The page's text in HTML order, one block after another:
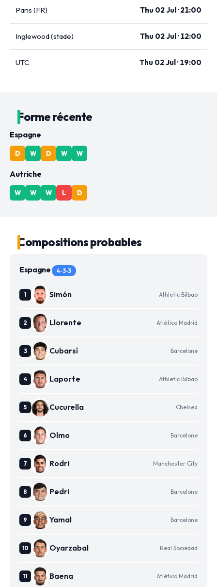
Paris (FR) Thu 02 Jul · 21:00
Inglewood (stade) Thu 02 Jul · 12:00
UTC Thu 02 Jul · 19:00
Forme récente
Espagne
D W D W W
Autriche
W W W L D
Compositions probables
Espagne 4-3-3
Simón Athletic Bilbao
Llorente Atlético Madrid
Cubarsí Barcelone
Laporte Athletic Bilbao
Cucurella Chelsea
Olmo Barcelone
Rodri Manchester City
Pedri Barcelone
Yamal Barcelone
Oyarzabal Real Sociedad
Baena Atlético Madrid